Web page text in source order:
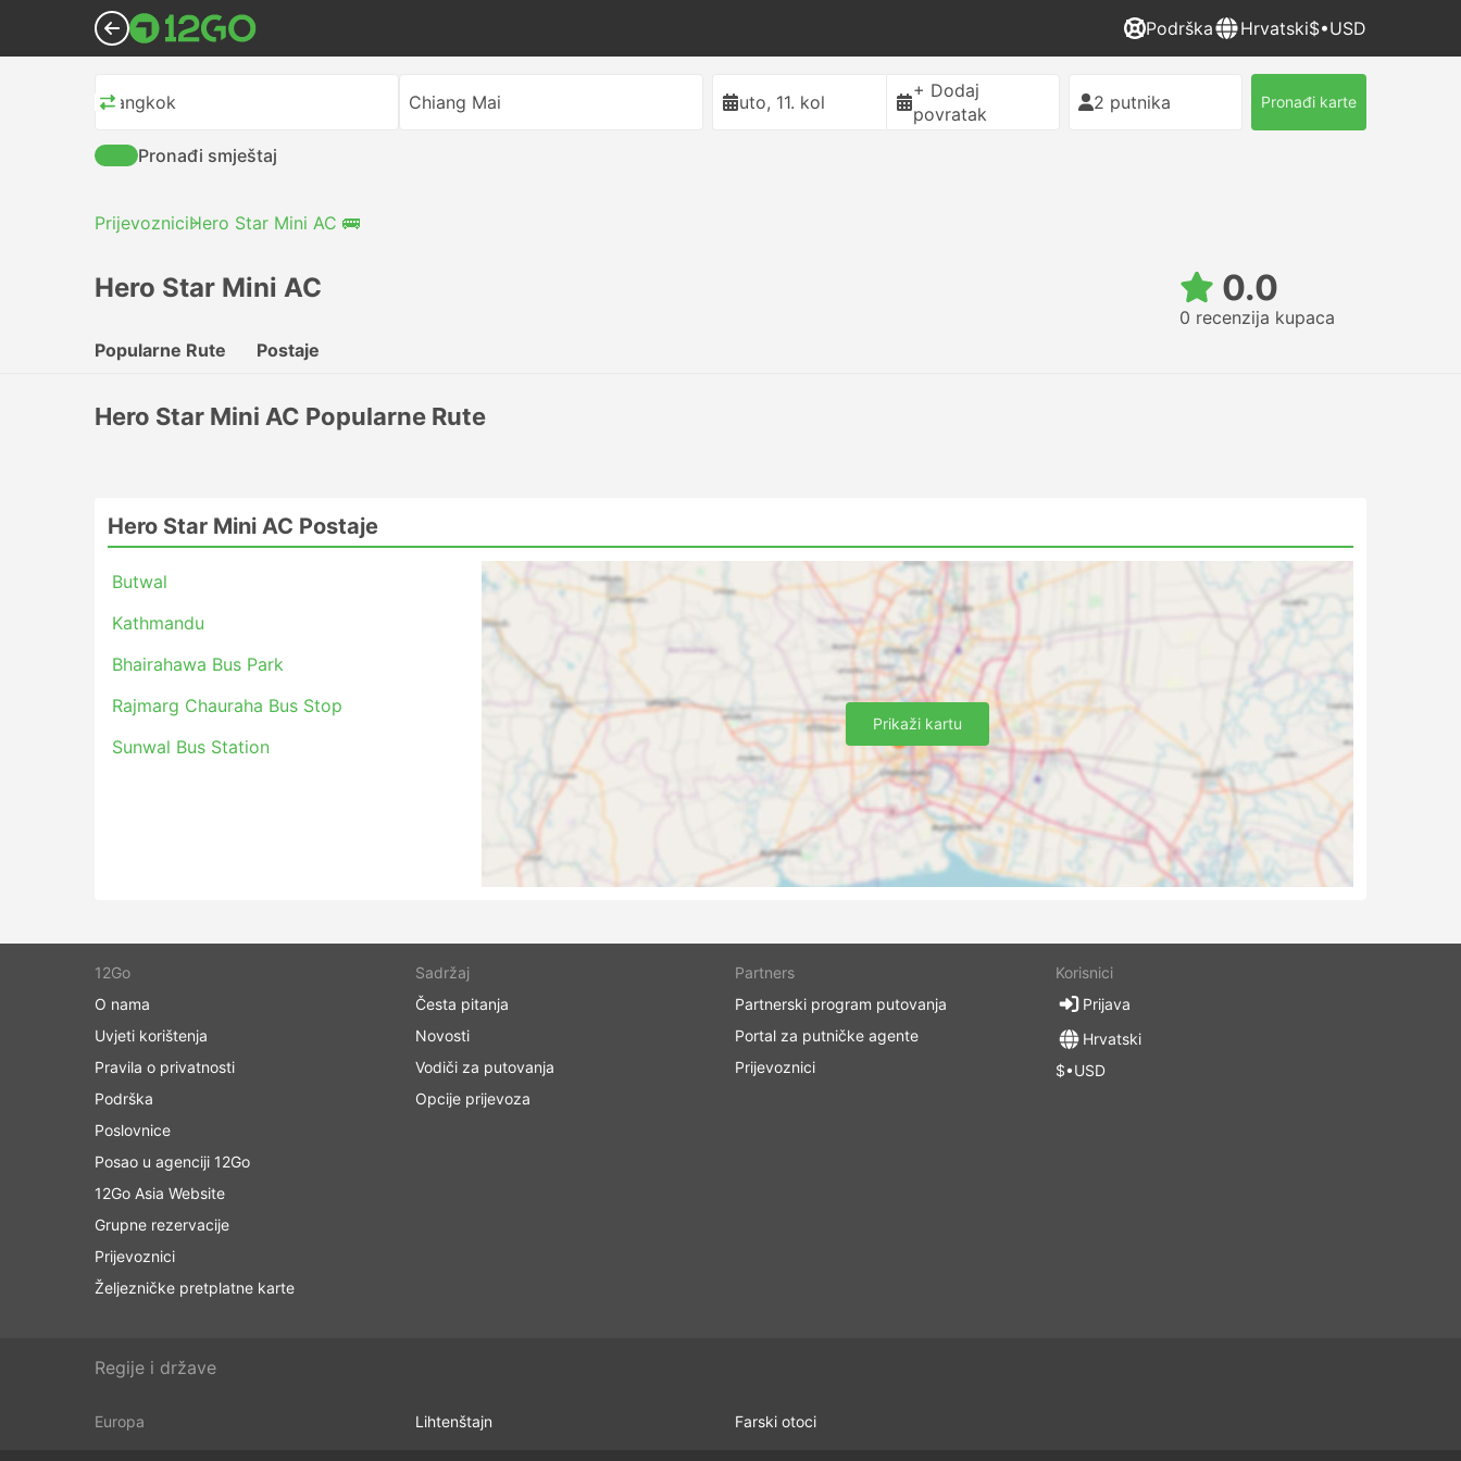
Podrška Hrvatski$•USD
Bangkok Chiang Mai uto, 11. kol
+ Dodaj
povratak
2 putnika Pronađi karte
Pronađi smještaj
PrijevozniciHero Star Mini AC 🚌
Hero Star Mini AC 0.0
0 recenzija kupaca
Popularne Rute
Postaje
Hero Star Mini AC Popularne Rute
Hero Star Mini AC Postaje
Butwal
Kathmandu
Bhairahawa Bus Park
Rajmarg Chauraha Bus Stop
Sunwal Bus Station
Prikaži kartu
12Go
O nama
Uvjeti korištenja
Pravila o privatnosti
Podrška
Poslovnice
Posao u agenciji 12Go
12Go Asia Website
Grupne rezervacije
Prijevoznici
Željezničke pretplatne karte
Sadržaj
Česta pitanja
Novosti
Vodiči za putovanja
Opcije prijevoza
Partners
Partnerski program putovanja
Portal za putničke agente
Prijevoznici
Korisnici
Prijava
Hrvatski
$•USD
Regije i države
Europa Lihtenštajn Farski otoci